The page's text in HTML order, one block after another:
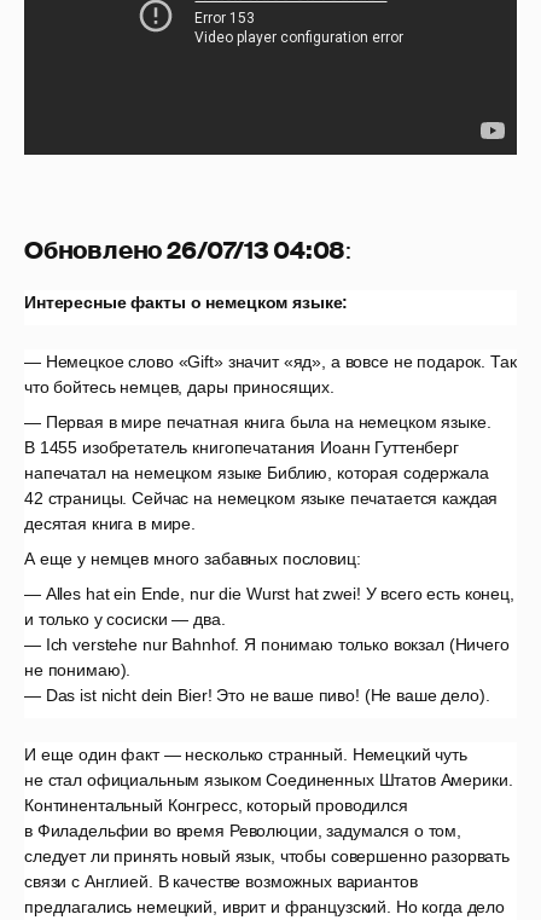
Обновлено 26/07/13 04:08:
Интересные факты о немецком языке:
— Немецкое слово «Gift» значит «яд», а вовсе не подарок. Так
что бойтесь немцев, дары приносящих.
— Первая в мире печатная книга была на немецком языке.
В 1455 изобретатель книгопечатания Иоанн Гуттенберг
напечатал на немецком языке Библию, которая содержала
42 страницы. Сейчас на немецком языке печатается каждая
десятая книга в мире.
А еще у немцев много забавных пословиц:
— Alles hat ein Ende, nur die Wurst hat zwei! У всего есть конец,
и только у сосиски — два.
— Ich verstehe nur Bahnhof. Я понимаю только вокзал (Ничего
не понимаю).
— Das ist nicht dein Bier! Это не ваше пиво! (Не ваше дело).
И еще один факт — несколько странный. Немецкий чуть
не стал официальным языком Соединенных Штатов Америки.
Континентальный Конгресс, который проводился
в Филадельфии во время Революции, задумался о том,
следует ли принять новый язык, чтобы совершенно разорвать
связи с Англией. В качестве возможных вариантов
предлагались немецкий, иврит и французский. Но когда дело